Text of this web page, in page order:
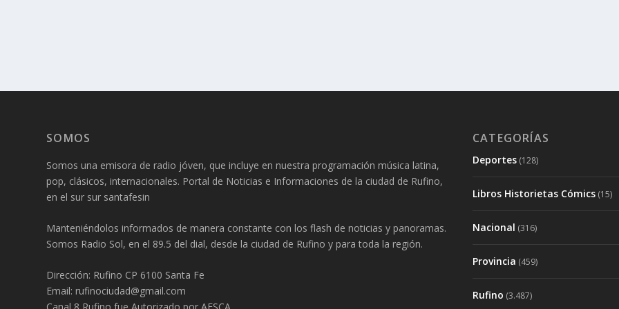
SOMOS
Somos una emisora de radio jóven, que incluye en nuestra programación música latina,
pop, clásicos, internacionales. Portal de Noticias e Informaciones de la ciudad de Rufino,
en el sur sur santafesin
Manteniéndolos informados de manera constante con los flash de noticias y panoramas.
Somos Radio Sol, en el 89.5 del dial, desde la ciudad de Rufino y para toda la región.
Dirección: Rufino CP 6100 Santa Fe
Email: rufinociudad@gmail.com
CATEGORÍAS
Deportes (128)
Libros Historietas Cómics (15)
Nacional (316)
Provincia (459)
Rufino (3.487)